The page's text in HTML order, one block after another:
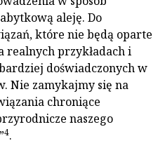
aleję. Do
które nie będą oparte
realnych przykładach i
doświadczonych w
Nie zamykajmy się na
chroniące
naszego
4.